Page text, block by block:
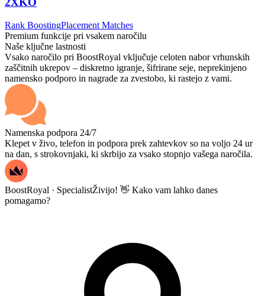
Rank BoostingPlacement Matches
Premium funkcije pri vsakem naročilu
Naše ključne lastnosti
Vsako naročilo pri BoostRoyal vključuje celoten nabor vrhunskih
zaščitnih ukrepov – diskretno igranje, šifrirane seje, neprekinjeno
namensko podporo in nagrade za zvestobo, ki rastejo z vami.
Namenska podpora 24/7
Klepet v živo, telefon in podpora prek zahtevkov so na voljo 24 ur
na dan, s strokovnjaki, ki skrbijo za vsako stopnjo vašega naročila.
BoostRoyal · SpecialistŽivijo! 👋 Kako vam lahko danes
pomagamo?